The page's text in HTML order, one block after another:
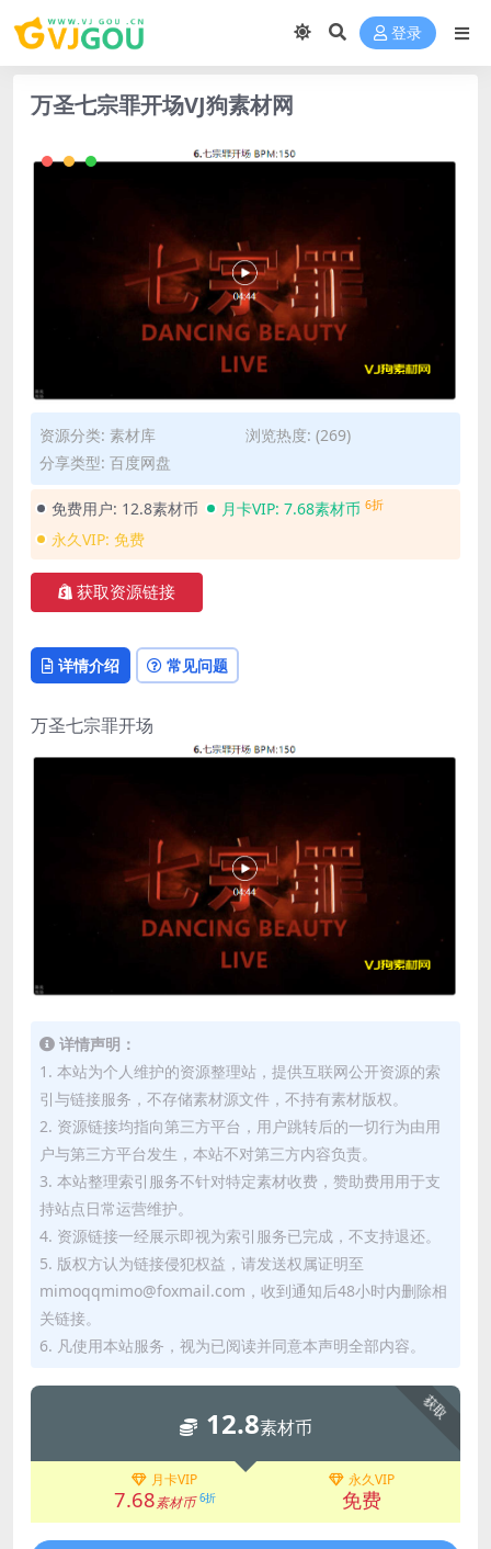
登录
万圣七宗罪开场VJ狗素材网
资源分类: 素材库
浏览热度: (269)
分享类型: 百度网盘
免费用户: 12.8素材币 月卡VIP: 7.68素材币 6折
永久VIP: 免费
获取资源链接
详情介绍 常见问题
万圣七宗罪开场
详情声明：
1. 本站为个人维护的资源整理站，提供互联网公开资源的索
引与链接服务，不存储素材源文件，不持有素材版权。
2. 资源链接均指向第三方平台，用户跳转后的一切行为由用
户与第三方平台发生，本站不对第三方内容负责。
3. 本站整理索引服务不针对特定素材收费，赞助费用用于支
持站点日常运营维护。
4. 资源链接一经展示即视为索引服务已完成，不支持退还。
5. 版权方认为链接侵犯权益，请发送权属证明至
mimoqqmimo@foxmail.com，收到通知后48小时内删除相
关链接。
6. 凡使用本站服务，视为已阅读并同意本声明全部内容。
获取
12.8素材币
月卡VIP
7.68素材币 6折
永久VIP
免费